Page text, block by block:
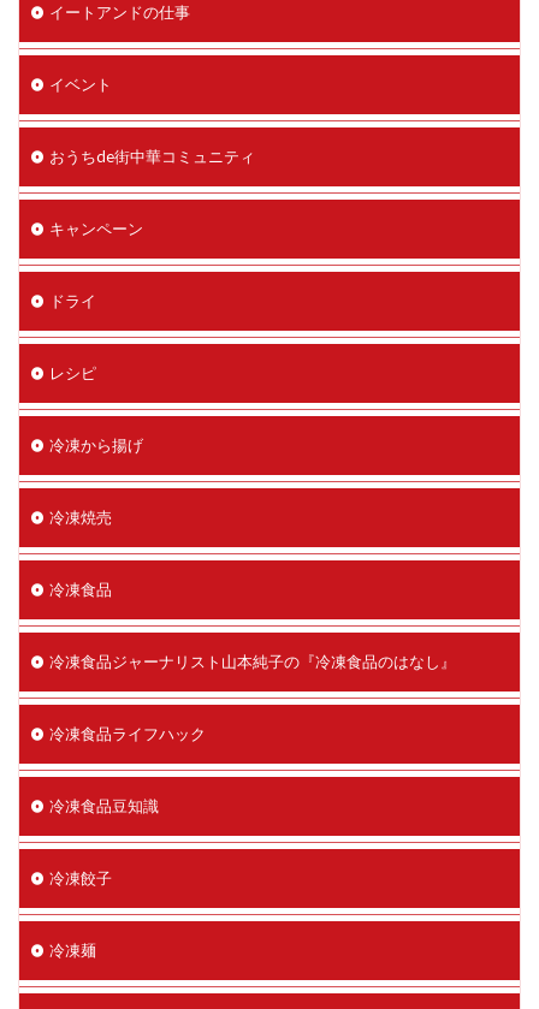
イートアンドの仕事
イベント
おうちde街中華コミュニティ
キャンペーン
ドライ
レシピ
冷凍から揚げ
冷凍焼売
冷凍食品
冷凍食品ジャーナリスト山本純子の『冷凍食品のはなし』
冷凍食品ライフハック
冷凍食品豆知識
冷凍餃子
冷凍麺